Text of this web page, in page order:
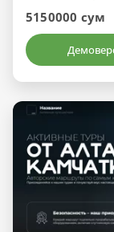
5150000 сум